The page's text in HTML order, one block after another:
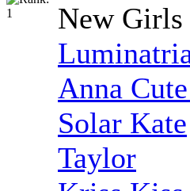
New Girls
Anna
Solar Kate
Taylor